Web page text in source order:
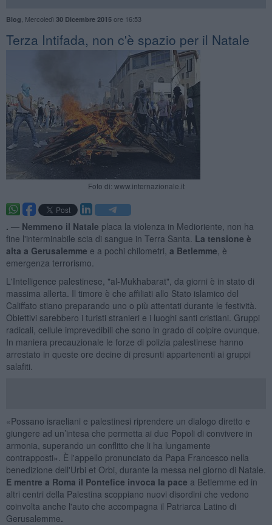
Blog Mercoledì 30 Dicembre 2015ore 16:53
Terza Intifada, non c'è spazio per il Natale
Foto di: www.internazionale.it
. — Nemmeno il Natale placa la violenza in Medioriente, non ha
fine l'interminabile scia di sangue in Terra Santa. La tensione è
alta a Gerusalemme e a pochi chilometri, a Betlemme , è
emergenza terrorismo.
L'Intelligence palestinese, "al-Mukhabarat", da giorni è in stato di
massima allerta. Il timore è che affiliati allo Stato islamico del
Califfato stiano preparando uno o più attentati durante le festività.
Obiettivi sarebbero i turisti stranieri e i luoghi santi cristiani. Gruppi
radicali, cellule imprevedibili che sono in grado di colpire ovunque.
In maniera precauzionale le forze di polizia palestinese hanno
arrestato in queste ore decine di presunti appartenenti ai gruppi
salafiti.
«Possano israeliani e palestinesi riprendere un dialogo diretto e
giungere ad un’intesa che permetta ai due Popoli di convivere in
armonia, superando un conflitto che li ha lungamente
contrapposti». È l'appello pronunciato da Papa Francesco nella
benedizione dell'Urbi et Orbi, durante la messa nel giorno di Natale.
E mentre a Roma il Pontefice invoca la pace a Betlemme ed in
altri centri della Palestina scoppiano nuovi disordini che vedono
coinvolta anche l'auto che accompagna il Patriarca Latino di
Gerusalemme.